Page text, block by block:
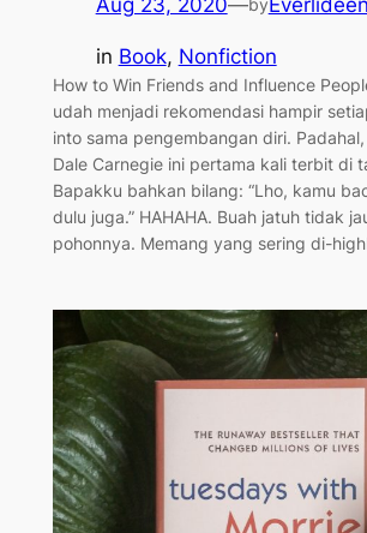
Aug 23, 2020—byEverlideen
in Book, Nonfiction
How to Win Friends and Influence
udah menjadi rekomendasi hampir
into sama pengembangan diri.
Dale Carnegie ini pertama kali terbit di
Bapakku bahkan bilang: “Lho, kamu
dulu juga.” HAHAHA. Buah jatuh tidak
pohonnya. Memang yang sering di-